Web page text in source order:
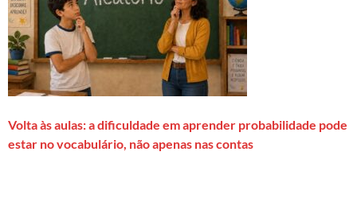
Volta às aulas: a dificuldade em aprender probabilidade pode
estar no vocabulário, não apenas nas contas